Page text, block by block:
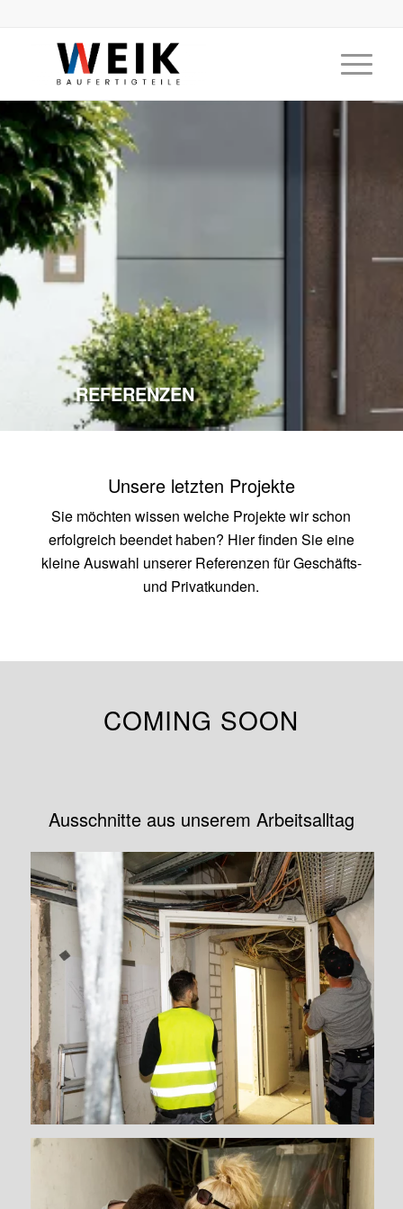
REFERENZEN
Unsere letzten Projekte
Sie möchten wissen welche Projekte wir schon
erfolgreich beendet haben? Hier finden Sie eine
kleine Auswahl unserer Referenzen für Geschäfts-
und Privatkunden.
COMING SOON
Ausschnitte aus unserem Arbeitsalltag